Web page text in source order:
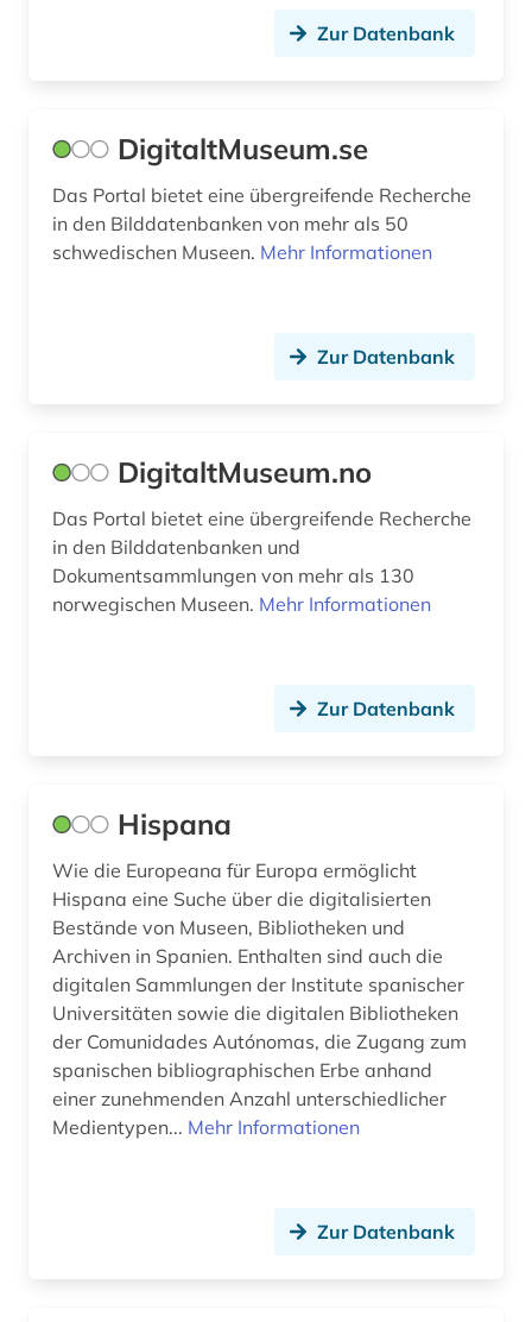
Zur Datenbank
DigitaltMuseum.se
Das Portal bietet eine übergreifende Recherche
in den Bilddatenbanken von mehr als 50
schwedischen Museen. Mehr Informationen
Zur Datenbank
DigitaltMuseum.no
Das Portal bietet eine übergreifende Recherche
in den Bilddatenbanken und
Dokumentsammlungen von mehr als 130
norwegischen Museen. Mehr Informationen
Zur Datenbank
Hispana
Wie die Europeana für Europa ermöglicht
Hispana eine Suche über die digitalisierten
Bestände von Museen, Bibliotheken und
Archiven in Spanien. Enthalten sind auch die
digitalen Sammlungen der Institute spanischer
Universitäten sowie die digitalen Bibliotheken
der Comunidades Autónomas, die Zugang zum
spanischen bibliographischen Erbe anhand
einer zunehmenden Anzahl unterschiedlicher
Medientypen... Mehr Informationen
Zur Datenbank